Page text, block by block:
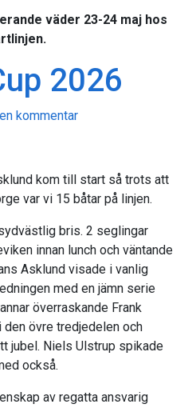
väder 23-24 maj hos
2026
kommentar
kom till start så trots att
var vi 15 båtar på linjen.
bris. 2 seglingar
innan lunch och väntande
Asklund visade i vanlig
med en jämn serie
överraskande Frank
den övre tredjedelen och
jubel. Niels Ulstrup spikade
också.
av regatta ansvarig